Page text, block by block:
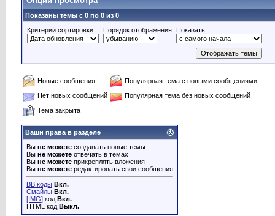
Показаны темы с 0 по 0 из 0
Критерий сортировки
Порядок отображения Показать
Новые сообщения
Популярная тема с новыми сообщениями
Нет новых сообщений
Популярная тема без новых сообщений
Тема закрыта
Ваши права в разделе
Вы не можете создавать новые темы
Вы не можете отвечать в темах
Вы не можете прикреплять вложения
Вы не можете редактировать свои сообщения
BB коды Вкл.
Смайлы Вкл.
[IMG] код Вкл.
HTML код Выкл.